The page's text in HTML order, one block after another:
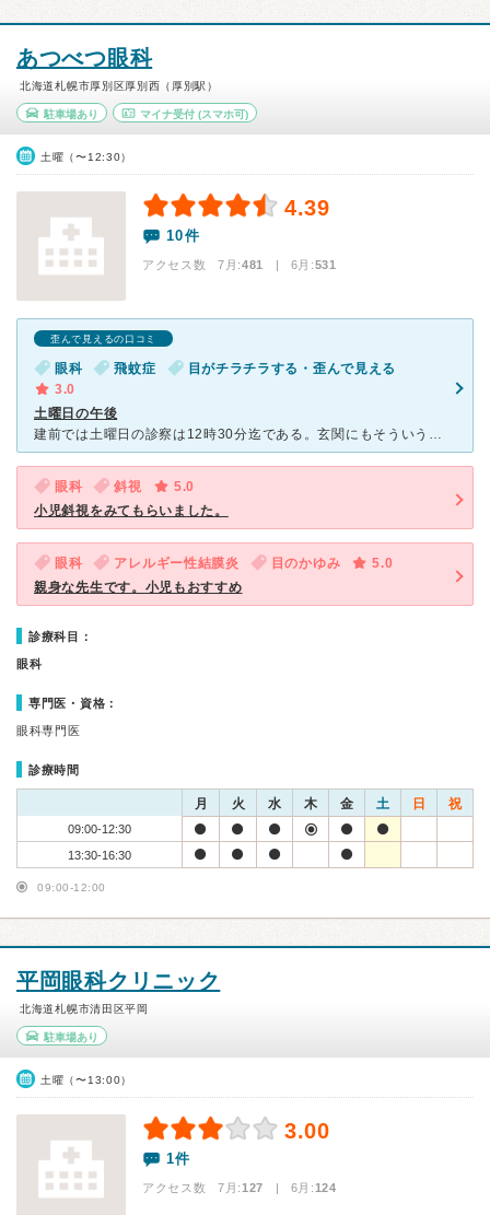
あつべつ眼科
北海道札幌市厚別区厚別西（厚別駅）
駐車場あり マイナ受付(スマホ可)
土曜（〜12:30）
4.39
10件
アクセス数 7月:481 | 6月:531
歪んで見えるの口コミ
眼科 飛蚊症
目がチラチラする・歪んで見える
3.0
土曜日の午後
建前では土曜日の診察は12時30分迄である。玄関にもそういう表示だ。 しかし、実際にはどういう基準か分からないが、再診の場合は13時以降の予約も取れるようだ。 今日は予約が13時だったが、前に一人
眼科 斜視
5.0
小児斜視をみてもらいました。
眼科 アレルギー性結膜炎 目のかゆみ
5.0
親身な先生です。小児もおすすめ
診療科目：
眼科
専門医・資格：
眼科専門医
診療時間
月 火 水 木 金 土 日 祝
09:00-12:30
13:30-16:30
09:00-12:00
平岡眼科クリニック
北海道札幌市清田区平岡
駐車場あり
土曜（〜13:00）
3.00
1件
アクセス数 7月:127 | 6月:124